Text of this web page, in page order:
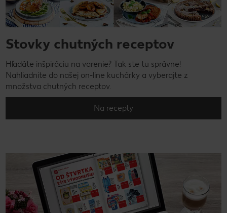
Stovky chutných receptov
Hľadáte inšpiráciu na varenie? Tak ste tu správne!
Nahliadnite do našej on-line kuchárky a vyberajte z
množstva chutných receptov.
Na recepty